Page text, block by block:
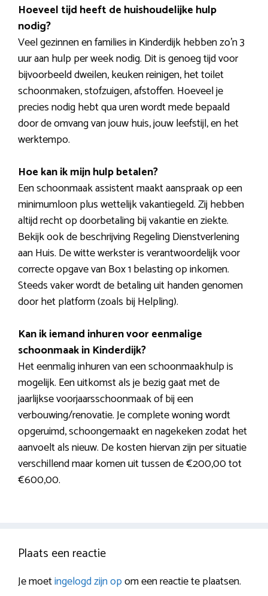
Hoeveel tijd heeft de huishoudelijke hulp
nodig?
Veel gezinnen en families in Kinderdijk hebben zo’n 3
uur aan hulp per week nodig. Dit is genoeg tijd voor
bijvoorbeeld dweilen, keuken reinigen, het toilet
schoonmaken, stofzuigen, afstoffen. Hoeveel je
precies nodig hebt qua uren wordt mede bepaald
door de omvang van jouw huis, jouw leefstijl, en het
werktempo.
Hoe kan ik mijn hulp betalen?
Een schoonmaak assistent maakt aanspraak op een
minimumloon plus wettelijk vakantiegeld. Zij hebben
altijd recht op doorbetaling bij vakantie en ziekte.
Bekijk ook de beschrijving Regeling Dienstverlening
aan Huis. De witte werkster is verantwoordelijk voor
correcte opgave van Box 1 belasting op inkomen.
Steeds vaker wordt de betaling uit handen genomen
door het platform (zoals bij Helpling).
Kan ik iemand inhuren voor eenmalige
schoonmaak in Kinderdijk?
Het eenmalig inhuren van een schoonmaakhulp is
mogelijk. Een uitkomst als je bezig gaat met de
jaarlijkse voorjaarsschoonmaak of bij een
verbouwing/renovatie. Je complete woning wordt
opgeruimd, schoongemaakt en nagekeken zodat het
aanvoelt als nieuw. De kosten hiervan zijn per situatie
verschillend maar komen uit tussen de €200,00 tot
€600,00.
Plaats een reactie
Je moetingelogd zijn opom een reactie te plaatsen.